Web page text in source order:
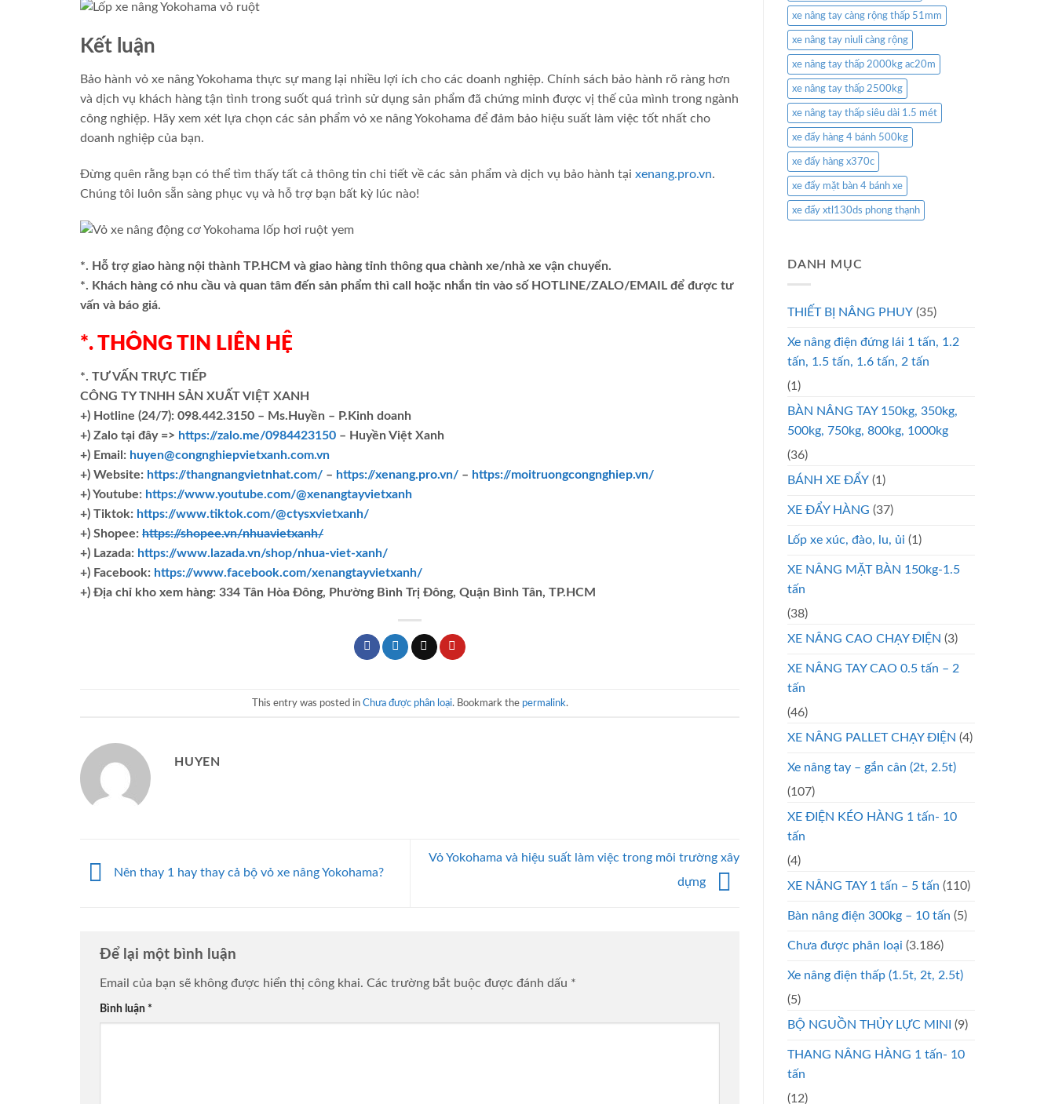
Kết luận
Bảo hành vỏ xe nâng Yokohama thực sự mang lại nhiều lợi ích cho các doanh nghiệp. Chính sách bảo hành rõ ràng hơn
và dịch vụ khách hàng tận tình trong suốt quá trình sử dụng sản phẩm đã chứng minh được vị thế của mình trong ngành
công nghiệp. Hãy xem xét lựa chọn các sản phẩm vỏ xe nâng Yokohama để đảm bảo hiệu suất làm việc tốt nhất cho
doanh nghiệp của bạn.
Đừng quên rằng bạn có thể tìm thấy tất cả thông tin chi tiết về các sản phẩm và dịch vụ bảo hành tại xenang.pro.vn.
Chúng tôi luôn sẵn sàng phục vụ và hỗ trợ bạn bất kỳ lúc nào!
*. Hỗ trợ giao hàng nội thành TP.HCM và giao hàng tỉnh thông qua chành xe/nhà xe vận chuyển.
*. Khách hàng có nhu cầu và quan tâm đến sản phẩm thì call hoặc nhắn tin vào số HOTLINE/ZALO/EMAIL để được tư
vấn và báo giá.
*. THÔNG TIN LIÊN HỆ
*. TƯ VẤN TRỰC TIẾP
CÔNG TY TNHH SẢN XUẤT VIỆT XANH
+) Hotline (24/7): 098.442.3150 – Ms.Huyền – P.Kinh doanh
+) Zalo tại đây => https://zalo.me/0984423150 – Huyền Việt Xanh
+) Email: huyen@congnghiepvietxanh.com.vn
+) Website: https://thangnangvietnhat.com/ – https://xenang.pro.vn/ – https://moitruongcongnghiep.vn/
+) Youtube: https://www.youtube.com/@xenangtayvietxanh
+) Tiktok: https://www.tiktok.com/@ctysxvietxanh/
+) Shopee: https://shopee.vn/nhuavietxanh/
+) Lazada: https://www.lazada.vn/shop/nhua-viet-xanh/
+) Facebook: https://www.facebook.com/xenangtayvietxanh/
+) Địa chỉ kho xem hàng: 334 Tân Hòa Đông, Phường Bình Trị Đông, Quận Bình Tân, TP.HCM
This entry was posted in Chưa được phân loại. Bookmark the permalink.
HUYEN
Nên thay 1 hay thay cả bộ vỏ xe nâng Yokohama?
Vỏ Yokohama và hiệu suất làm việc trong môi trường xây
dựng
Để lại một bình luận
Email của bạn sẽ không được hiển thị công khai. Các trường bắt buộc được đánh dấu *
Bình luận *
xe nâng tay càng rộng thấp 51mm
xe nâng tay niuli càng rộng
xe nâng tay thấp 2000kg ac20m
xe nâng tay thấp 2500kg
xe nâng tay thấp siêu dài 1.5 mét
xe đẩy hàng 4 bánh 500kg
xe đẩy hàng x370c
xe đẩy mặt bàn 4 bánh xe
xe đẩy xtl130ds phong thạnh
DANH MỤC
THIẾT BỊ NÂNG PHUY (35)
Xe nâng điện đứng lái 1 tấn, 1.2
tấn, 1.5 tấn, 1.6 tấn, 2 tấn
(1)
BÀN NÂNG TAY 150kg, 350kg,
500kg, 750kg, 800kg, 1000kg
(36)
BÁNH XE ĐẨY (1)
XE ĐẨY HÀNG (37)
Lốp xe xúc, đào, lu, ủi (1)
XE NÂNG MẶT BÀN 150kg-1.5
tấn
(38)
XE NÂNG CAO CHẠY ĐIỆN (3)
XE NÂNG TAY CAO 0.5 tấn – 2
tấn
(46)
XE NÂNG PALLET CHẠY ĐIỆN (4)
Xe nâng tay – gắn cân (2t, 2.5t)
(107)
XE ĐIỆN KÉO HÀNG 1 tấn- 10
tấn
(4)
XE NÂNG TAY 1 tấn – 5 tấn (110)
Bàn nâng điện 300kg – 10 tấn (5)
Chưa được phân loại (3.186)
Xe nâng điện thấp (1.5t, 2t, 2.5t)
(5)
BỘ NGUỒN THỦY LỰC MINI
(9)
THANG NÂNG HÀNG 1 tấn- 10
tấn
(12)